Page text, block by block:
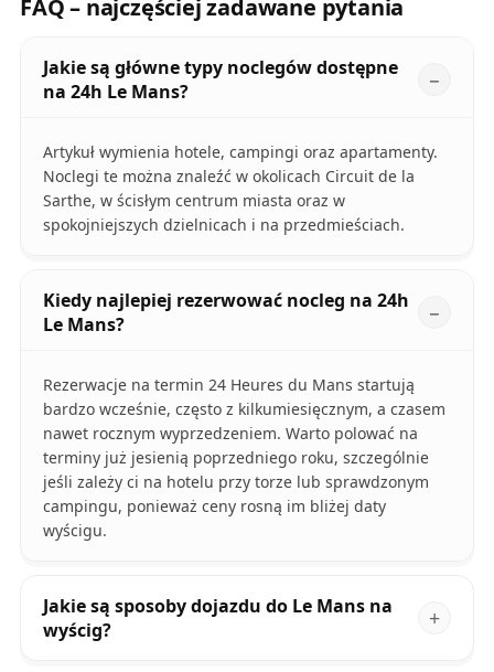
FAQ – najczęściej zadawane pytania
Jakie są główne typy noclegów dostępne
na 24h Le Mans?
Artykuł wymienia hotele, campingi oraz apartamenty.
Noclegi te można znaleźć w okolicach Circuit de la
Sarthe, w ścisłym centrum miasta oraz w
spokojniejszych dzielnicach i na przedmieściach.
Kiedy najlepiej rezerwować nocleg na 24h
Le Mans?
Rezerwacje na termin 24 Heures du Mans startują
bardzo wcześnie, często z kilkumiesięcznym, a czasem
nawet rocznym wyprzedzeniem. Warto polować na
terminy już jesienią poprzedniego roku, szczególnie
jeśli zależy ci na hotelu przy torze lub sprawdzonym
campingu, ponieważ ceny rosną im bliżej daty
wyścigu.
Jakie są sposoby dojazdu do Le Mans na
wyścig?